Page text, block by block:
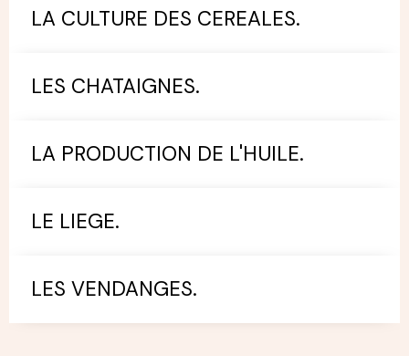
LA CULTURE DES CEREALES.
LES CHATAIGNES.
LA PRODUCTION DE L'HUILE.
LE LIEGE.
LES VENDANGES.